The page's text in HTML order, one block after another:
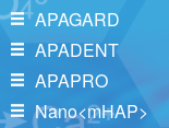
APAGARD
APADENT
APAPRO
Nano<mHAP>